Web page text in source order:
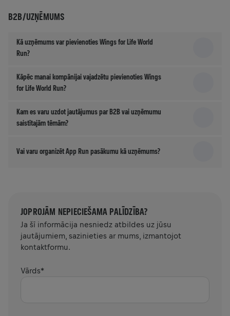
B2B/UZŅĒMUMS
Kā uzņēmums var pievienoties Wings for Life World
Run?
Kāpēc manai kompānijai vajadzētu pievienoties Wings
for Life World Run?
Kam es varu uzdot jautājumus par B2B vai uzņēmumu
saistītajām tēmām?
Vai varu organizēt App Run pasākumu kā uzņēmums?
JOPROJĀM NEPIECIEŠAMA PALĪDZĪBA?
Ja šī informācija nesniedz atbildes uz jūsu
jautājumiem, sazinieties ar mums, izmantojot
kontaktformu.
Vārds*